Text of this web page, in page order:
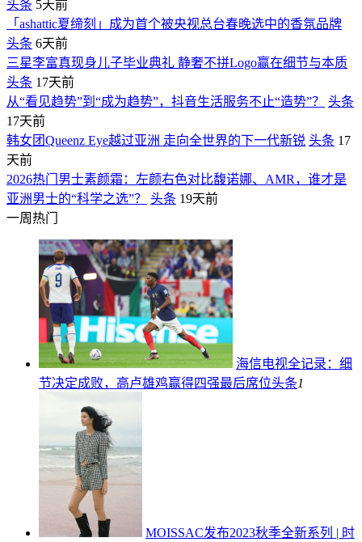
头条 5天前
「ashattic夏缔刻」成为首个被央视总台春晚选中的香氛品牌
头条 6天前
三星李富真现身儿子毕业典礼 静奢不拼Logo赢在细节与本质
头条 17天前
从“看见趋势”到“成为趋势”，抖音生活服务不止“造势”？
头条
17天前
韩女团Queenz Eye越过亚洲 走向全世界的下一代新锐 头条 17
天前
2026热门男士素颜霜：左颜右色对比馥诺娜、AMR，谁才是
亚洲男士的“科学之选”？
头条 19天前
一周热门
海信电视全记录：细
节决定成败，高卢雄鸡赢得四强最后席位头条1
MOISSAC发布2023秋季全新系列 | 时